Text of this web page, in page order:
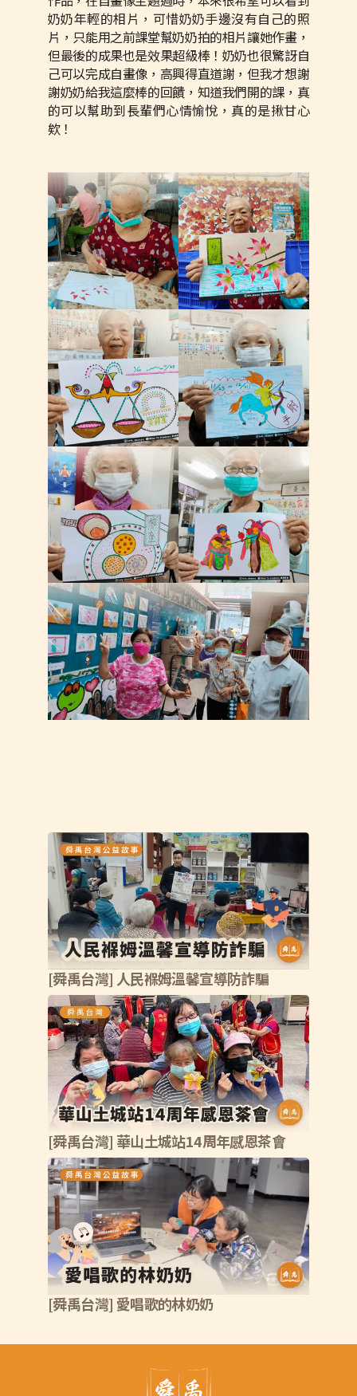
奶奶年輕的相片，可惜奶奶手邊沒有自己的照
片，只能用之前課堂幫奶奶拍的相片讓她作畫，
但最後的成果也是效果超級棒！奶奶也很驚訝自
己可以完成自畫像，高興得直道謝，但我才想謝
謝奶奶給我這麼棒的回饋，知道我們開的課，真
的可以幫助到長輩們心情愉悅，真的是揪甘心
欸！
[舜禹台灣] 人民褓姆溫馨宣導防詐騙
[舜禹台灣] 華山土城站14周年感恩茶會
[舜禹台灣] 愛唱歌的林奶奶